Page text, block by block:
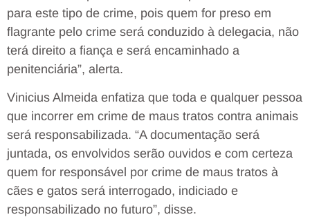
para este tipo de crime, pois quem for preso em
flagrante pelo crime será conduzido à delegacia, não
terá direito a fiança e será encaminhado a
penitenciária”, alerta.
Vinicius Almeida enfatiza que toda e qualquer pessoa
que incorrer em crime de maus tratos contra animais
será responsabilizada. “A documentação será
juntada, os envolvidos serão ouvidos e com certeza
quem for responsável por crime de maus tratos à
cães e gatos será interrogado, indiciado e
responsabilizado no futuro”, disse.